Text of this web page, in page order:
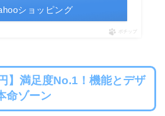
ショッピング
ポチップ
】満足度No.1！機能とデザ
命ゾーン